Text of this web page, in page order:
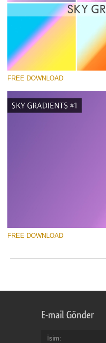
FREE DOWNLOAD
FREE DOWNLOAD
E-mail Gönder
İsim